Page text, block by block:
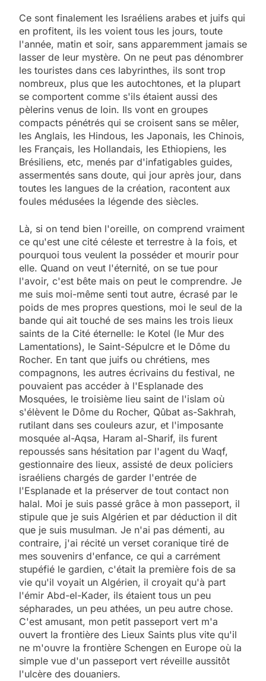
Ce sont finalement les Israéliens arabes et juifs qui
en profitent, ils les voient tous les jours, toute
l'année, matin et soir, sans apparemment jamais se
lasser de leur mystère. On ne peut pas dénombrer
les touristes dans ces labyrinthes, ils sont trop
nombreux, plus que les autochtones, et la plupart
se comportent comme s'ils étaient aussi des
pèlerins venus de loin. Ils vont en groupes
compacts pénétrés qui se croisent sans se mêler,
les Anglais, les Hindous, les Japonais, les Chinois,
les Français, les Hollandais, les Ethiopiens, les
Brésiliens, etc, menés par d'infatigables guides,
assermentés sans doute, qui jour après jour, dans
toutes les langues de la création, racontent aux
foules médusées la légende des siècles.
Là, si on tend bien l'oreille, on comprend vraiment
ce qu'est une cité céleste et terrestre à la fois, et
pourquoi tous veulent la posséder et mourir pour
elle. Quand on veut l'éternité, on se tue pour
l'avoir, c'est bête mais on peut le comprendre. Je
me suis moi-même senti tout autre, écrasé par le
poids de mes propres questions, moi le seul de la
bande qui ait touché de ses mains les trois lieux
saints de la Cité éternelle: le Kotel (le Mur des
Lamentations), le Saint-Sépulcre et le Dôme du
Rocher. En tant que juifs ou chrétiens, mes
compagnons, les autres écrivains du festival, ne
pouvaient pas accéder à l'Esplanade des
Mosquées, le troisième lieu saint de l'islam où
s'élèvent le Dôme du Rocher, Qûbat as-Sakhrah,
rutilant dans ses couleurs azur, et l'imposante
mosquée al-Aqsa, Haram al-Sharif, ils furent
repoussés sans hésitation par l'agent du Waqf,
gestionnaire des lieux, assisté de deux policiers
israéliens chargés de garder l'entrée de
l'Esplanade et la préserver de tout contact non
halal. Moi je suis passé grâce à mon passeport, il
stipule que je suis Algérien et par déduction il dit
que je suis musulman. Je n'ai pas démenti, au
contraire, j'ai récité un verset coranique tiré de
mes souvenirs d'enfance, ce qui a carrément
stupéfié le gardien, c'était la première fois de sa
vie qu'il voyait un Algérien, il croyait qu'à part
l'émir Abd-el-Kader, ils étaient tous un peu
sépharades, un peu athées, un peu autre chose.
C'est amusant, mon petit passeport vert m'a
ouvert la frontière des Lieux Saints plus vite qu'il
ne m'ouvre la frontière Schengen en Europe où la
simple vue d'un passeport vert réveille aussitôt
l'ulcère des douaniers.